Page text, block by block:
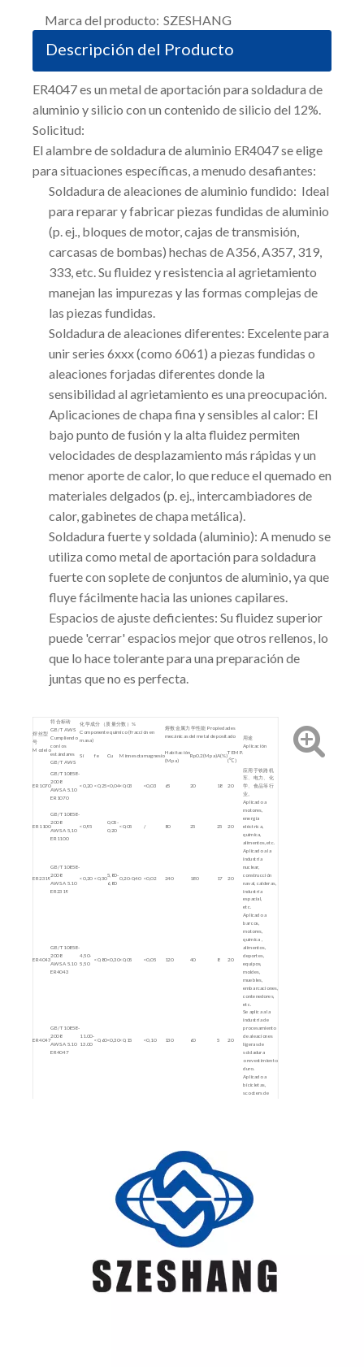
Marca del producto: SZESHANG
Descripción del Producto
ER4047 es un metal de aportación para soldadura de
aluminio y silicio con un contenido de silicio del 12%.
Solicitud:
El alambre de soldadura de aluminio ER4047 se elige
para situaciones específicas, a menudo desafiantes:
Soldadura de aleaciones de aluminio fundido: Ideal
para reparar y fabricar piezas fundidas de aluminio
(p. ej., bloques de motor, cajas de transmisión,
carcasas de bombas) hechas de A356, A357, 319,
333, etc. Su fluidez y resistencia al agrietamiento
manejan las impurezas y las formas complejas de
las piezas fundidas.
Soldadura de aleaciones diferentes: Excelente para
unir series 6xxx (como 6061) a piezas fundidas o
aleaciones forjadas diferentes donde la
sensibilidad al agrietamiento es una preocupación.
Aplicaciones de chapa fina y sensibles al calor: El
bajo punto de fusión y la alta fluidez permiten
velocidades de desplazamiento más rápidas y un
menor aporte de calor, lo que reduce el quemado en
materiales delgados (p. ej., intercambiadores de
calor, gabinetes de chapa metálica).
Soldadura fuerte y soldada (aluminio): A menudo se
utiliza como metal de aportación para soldadura
fuerte con soplete de conjuntos de aluminio, ya que
fluye fácilmente hacia las uniones capilares.
Espacios de ajuste deficientes: Su fluidez superior
puede 'cerrar' espacios mejor que otros rellenos, lo
que lo hace tolerante para una preparación de
juntas que no es perfecta.
焊丝型
号
Modelo
符合标砖
GB/T AWS
Cumpliendo
con los
estándares
GB/T AWS
化学成分（质量分数）%
Componente químico (fracción en
masa)
熔敷金属力学性能 Propiedades
mecánicas del metal depositado
用途
Aplicación
Si
fe Cu Minnesotamagnesio
Habitación
(Mpa)
Rp0.2(Mpa)A(%)
TEMP.
(℃)
ER1070
GB/T10858-
2008
AWS A 5.10
ER1070
<0,20 <0,25<0,04<0,03 <0,03 65 20 18 20
应用于铁路机
车、电力、化
学、食品等行
业。
Aplicado a
motores,
energía
eléctrica,
química,
alimentos, etc.
ER1100
GB/T10858-
2008
AWS A 5,10
ER1100
<0,95
0,05-
0,20
<0,05 / 80 25 25 20
ER2319
GB/T10858-
2008
AWS A 5.10
ER2319
<0,20 <0,30
5,80-
6,80
0,20-0,40 <0,02 240 180 17 20
Aplicado a la
industria
nuclear,
construcción
naval, calderas,
industria
espacial,
etc.
ER4043
GB/T10858-
2008
AWS A 5.10
ER4043
4,50-
5,50
<0,80<0,30<0,05 <0,05 120 40 8 20
Aplicado a
barcos,
motores,
química ,
alimentos,
deportes,
equipos,
moldes,
muebles,
embarcaciones,
contenedores,
etc.
ER4047
GB/T10858-
2008
AWS A 5.10
ER4047
11.00-
13.00
<0,60<0,30<0,15 <0,10 130 60 5 20
Se aplica a la
industria de
procesamiento
de aleaciones
ligeras de
soldadura
o revestimiento
duro.
Aplicado a
bicicletas,
scooters de
naval, campo
aeroespacial,
125
Se aplica a
recipientes a
construcción
naval, calderas,
aeroespacial,
etc.